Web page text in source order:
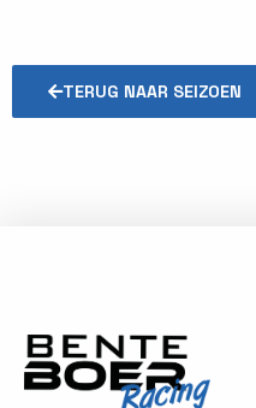
TERUG NAAR SEIZOEN